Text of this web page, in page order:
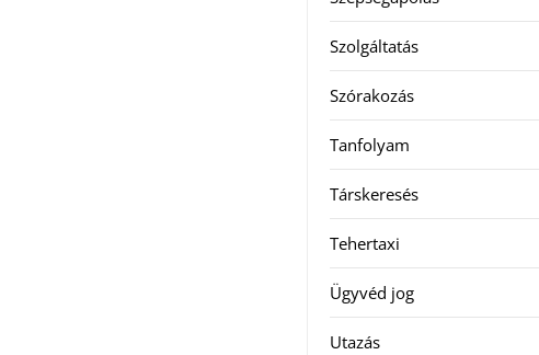
Szolgáltatás
Szórakozás
Tanfolyam
Társkeresés
Tehertaxi
Ügyvéd jog
Utazás